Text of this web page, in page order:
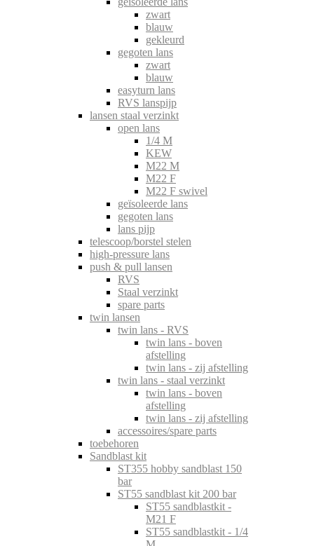
zwart
blauw
gekleurd
gegoten lans
zwart
blauw
easyturn lans
RVS lanspijp
lansen staal verzinkt
open lans
1/4 M
KEW
M22 M
M22 F
M22 F swivel
geïsoleerde lans
gegoten lans
lans pijp
telescoop/borstel stelen
high-pressure lans
push & pull lansen
RVS
Staal verzinkt
spare parts
twin lansen
twin lans - RVS
twin lans - boven
afstelling
twin lans - zij afstelling
twin lans - staal verzinkt
twin lans - boven
afstelling
twin lans - zij afstelling
accessoires/spare parts
toebehoren
Sandblast kit
ST355 hobby sandblast 150
bar
ST55 sandblast kit 200 bar
ST55 sandblastkit -
M21 F
ST55 sandblastkit - 1/4